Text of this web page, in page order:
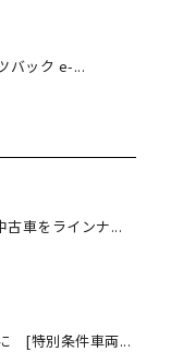
バック e-...
古車をラインナ...
[特別条件車両...